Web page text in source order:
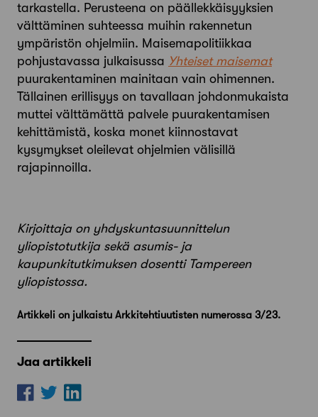
tarkastella. Perusteena on päällekkäisyyksien
välttäminen suhteessa muihin rakennetun
ympäristön ohjelmiin. Maisemapolitiikkaa
pohjustavassa julkaisussa Yhteiset maisemat
puurakentaminen mainitaan vain ohimennen.
Tällainen erillisyys on tavallaan johdonmukaista
muttei välttämättä palvele puurakentamisen
kehittämistä, koska monet kiinnostavat
kysymykset oleilevat ohjelmien välisillä
rajapinnoilla.
Kirjoittaja on yhdyskuntasuunnittelun
yliopistotutkija sekä asumis- ja
kaupunkitutkimuksen dosentti Tampereen
yliopistossa.
Artikkeli on julkaistu Arkkitehtiuutisten numerossa 3/23.
Jaa artikkeli